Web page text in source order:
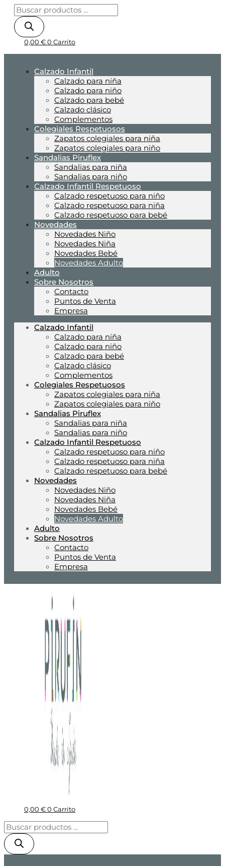
0,00 € 0 Carrito
Calzado Infantil
Calzado para niña
Calzado para niño
Calzado para bebé
Calzado clásico
Complementos
Colegiales Respetuosos
Zapatos colegiales para niña
Zapatos colegiales para niño
Sandalias Piruflex
Sandalias para niña
Sandalias para niño
Calzado Infantil Respetuoso
Calzado respetuoso para niño
Calzado respetuoso para niña
Calzado respetuoso para bebé
Novedades
Novedades Niño
Novedades Niña
Novedades Bebé
Novedades Adulto
Adulto
Sobre Nosotros
Contacto
Puntos de Venta
Empresa
Calzado Infantil
Calzado para niña
Calzado para niño
Calzado para bebé
Calzado clásico
Complementos
Colegiales Respetuosos
Zapatos colegiales para niña
Zapatos colegiales para niño
Sandalias Piruflex
Sandalias para niña
Sandalias para niño
Calzado Infantil Respetuoso
Calzado respetuoso para niño
Calzado respetuoso para niña
Calzado respetuoso para bebé
Novedades
Novedades Niño
Novedades Niña
Novedades Bebé
Novedades Adulto
Adulto
Sobre Nosotros
Contacto
Puntos de Venta
Empresa
0,00 € 0 Carrito